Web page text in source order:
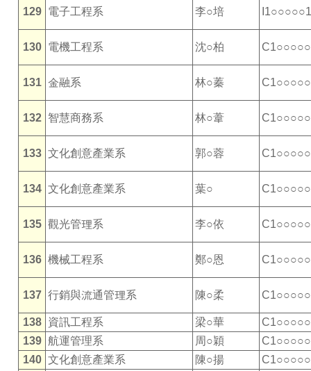
129 電子工程系 李○培
130 電機工程系 沈○柏
131 金融系 林○蓁
132 智慧商務系 林○葦
133 文化創意產業系 郭○蓉
134 文化創意產業系 葉○
135 觀光管理系 李○依
136 機械工程系 鄭○恩
137 行銷與流通管理系 陳○柔
138 資訊工程系 梁○華
139 航運管理系 周○穎
140 文化創意產業系 陳○揚